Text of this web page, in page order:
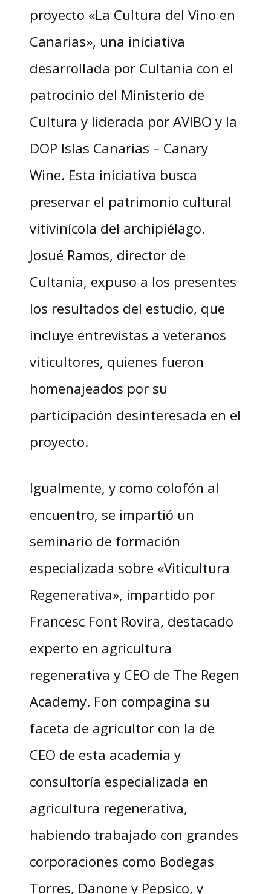
proyecto «La Cultura del Vino en
Canarias», una iniciativa
desarrollada por Cultania con el
patrocinio del Ministerio de
Cultura y liderada por AVIBO y la
DOP Islas Canarias – Canary
Wine. Esta iniciativa busca
preservar el patrimonio cultural
vitivinícola del archipiélago.
Josué Ramos, director de
Cultania, expuso a los presentes
los resultados del estudio, que
incluye entrevistas a veteranos
viticultores, quienes fueron
homenajeados por su
participación desinteresada en el
proyecto.
Igualmente, y como colofón al
encuentro, se impartió un
seminario de formación
especializada sobre «Viticultura
Regenerativa», impartido por
Francesc Font Rovira, destacado
experto en agricultura
regenerativa y CEO de The Regen
Academy. Fon compagina su
faceta de agricultor con la de
CEO de esta academia y
consultoría especializada en
agricultura regenerativa,
habiendo trabajado con grandes
corporaciones como Bodegas
Torres, Danone y Pepsico, y